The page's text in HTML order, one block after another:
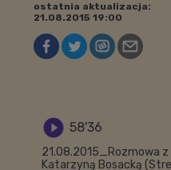
ostatnia aktualizacja:
21.08.2015 19:00
 58'36
21.08.2015_Rozmowa z
Katarzyną Bosacką